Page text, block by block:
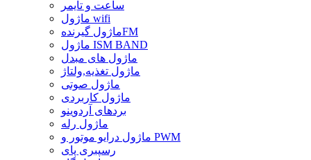
ساعت و تایمر
ماژول wifi
ماژول گیرندهFM
ماژول ISM BAND
ماژول های مبدل
ماژول تغذیه,ولتاژ
ماژول صوتی
ماژول کاربردی
بردهای آردوینو
ماژول رله
ماژول درایو موتور و PWM
رسپبری پای